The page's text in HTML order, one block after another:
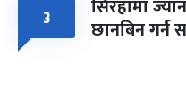
३ सिरहामा
छानबिन गर्न